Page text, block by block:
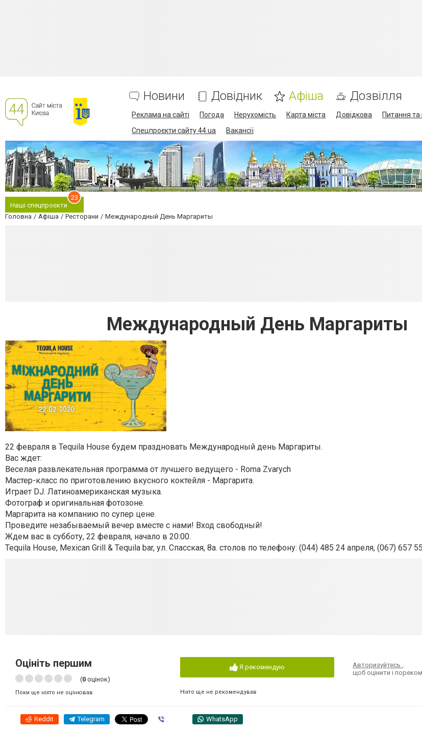
Новини Довідник Афіша Дозвілля
Реклама на сайті Погода Нерухомість Карта міста Довідкова Питання та
Спецпроєкти сайту 44.ua
Вакансії
Наші спецпроєкти
23
Головна Афіша Ресторани Международный День Маргариты
Международный День Маргариты
22 февраля в Tequila House будем праздновать Международный день Маргариты.
Вас ждет:
Веселая развлекательная программа от лучшего ведущего - Roma Zvarych
Мастер-класс по приготовлению вкусного коктейля - Маргарита.
Играет DJ. Латиноамериканская музыка.
Фотограф и оригинальная фотозоне.
Маргарита на компанию по супер цене.
Проведите незабываемый вечер вместе с нами! Вход свободный!
Ждем вас в субботу, 22 февраля, начало в 20:00.
Tequila House, Mexican Grill & Tequila bar, ул. Спасская, 8а. столов по телефону: (044) 485 24 апреля, (067) 657
Оцініть першим
(0 оцінок)
Поки ще ніхто не оцінював
Я рекомендую
Ніхто ще не рекомендував
Авторизуйтесь
щоб оцінити і
Reddit Telegram WhatsApp